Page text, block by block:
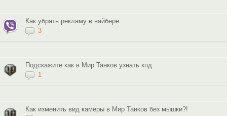
Как убрать рекламу в вайбере
3
Подскажите как в Мир Танков узнать кпд
1
Как изменить вид камеры в Мир Танков без мышки?!